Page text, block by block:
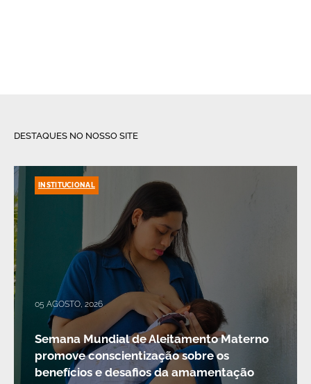
DESTAQUES NO NOSSO SITE
05 AGOSTO, 2026
Semana Mundial de Aleitamento Materno
promove conscientização sobre os
benefícios e desafios da amamentação
INSTITUCIONAL